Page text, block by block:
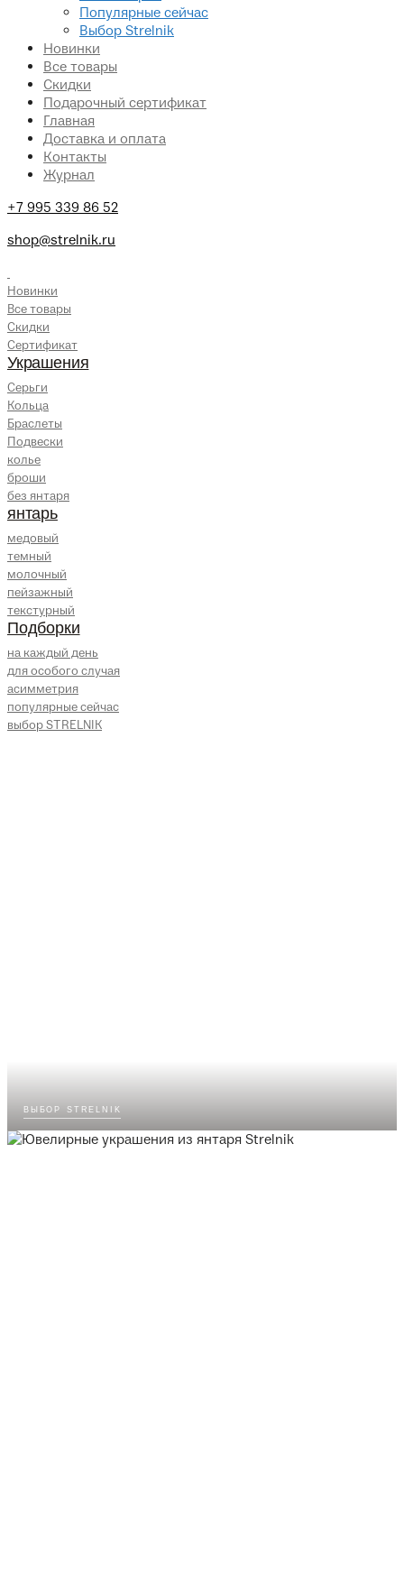
Популярные сейчас
Выбор Strelnik
Новинки
Все товары
Скидки
Подарочный сертификат
Главная
Доставка и оплата
Контакты
Журнал
+7 995 339 86 52
shop@strelnik.ru
Новинки
Все товары
Скидки
Сертификат
Украшения
Серьги
Кольца
Браслеты
Подвески
колье
броши
без янтаря
янтарь
медовый
темный
молочный
пейзажный
текстурный
Подборки
на каждый день
для особого случая
асимметрия
популярные сейчас
выбор STRELNIK
выбор strelnik